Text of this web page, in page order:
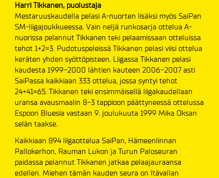
Harri Tikkanen, puolustaja
Mestaruuskaudella pelasi A-nuorten lisäksi myös SaiPan
SM-liigajoukkueessa. Vain neljä runkosarja ottelua A-
nuorissa pelannut Tikkanen teki pelaamissaan otteluissa
tehot 1+2=3. Pudotuspeleissä Tikkanen pelasi viisi ottelua
keräten yhden syöttöpisteen. Liigassa Tikkanen pelasi
kaudesta 1999-2000 lähtien kauteen 2006-2007 asti
SaiPassa kaikkiaan 333 ottelua, jossa syntyi tehot
24+41=65. Tikkanen teki ensimmäisellä liigakaudellaan
uransa avausmaalin 8-3 tappioon päättyneessä ottelussa
Espoon Bluesia vastaan 9. joulukuuta 1999 Mika Oksan
selän taakse.
Kaikkiaan 894 liigaottelua SaiPan, Hämeenlinnan
Pallokerhon, Rauman Lukon ja Turun Paloseuran
paidassa pelannut Tikkanen jatkaa pelaajauraansa
edellen. Miehen tämän kauden seura on Itävallan